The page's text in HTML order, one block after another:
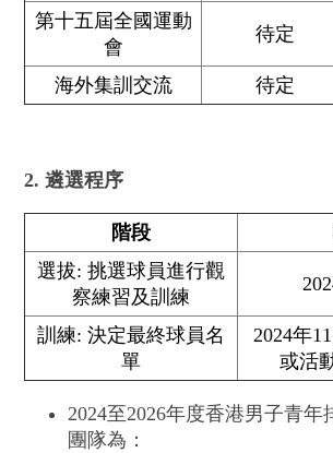
第十五屆全國運動
會
待定
海外集訓交流 待定
2. 遴選程序
階段
選拔: 挑選球員進行觀
察練習及訓練
訓練: 決定最終球員名
單
2024年
或活
2024至2026年度香港男子青年
團隊為：